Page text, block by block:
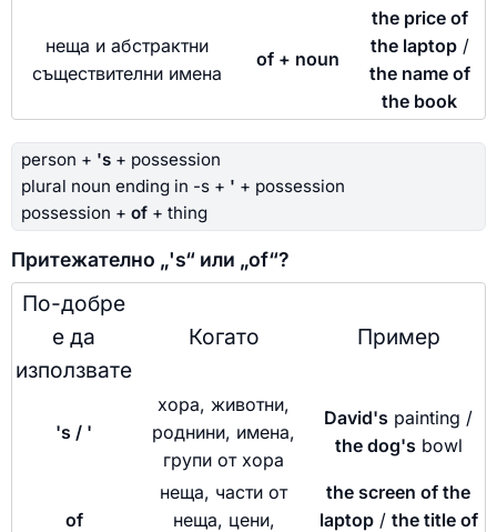
неща и абстрактни
съществителни имена
of + noun
the price of
the laptop/
the name of
the book
person + 's + possession
plural noun ending in -s + ' + possession
possession + of + thing
Притежателно „'s“ или „of“?
По-добре
е да
използвате
Когато Пример
's / '
хора, животни,
роднини, имена,
групи от хора
David's painting /
the dog's bowl
of
неща, части от
неща, цени,
the screen of the
laptop/ the title of